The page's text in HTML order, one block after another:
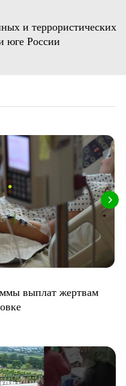
и террористических
юге России
выплат жертвам